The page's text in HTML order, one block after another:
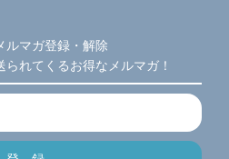
ルマガ登録・解除
られてくるお得なメルマガ！